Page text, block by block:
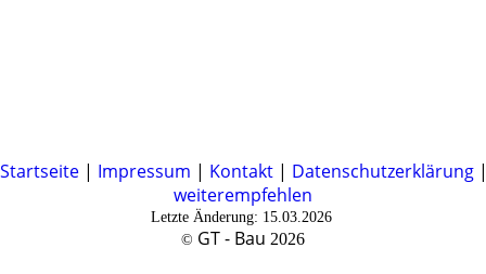
Startseite | Impressum | Kontakt | Datenschutzerklärung
weiterempfehlen
Letzte Änderung: 15.03.2026
© GT - Bau 2026